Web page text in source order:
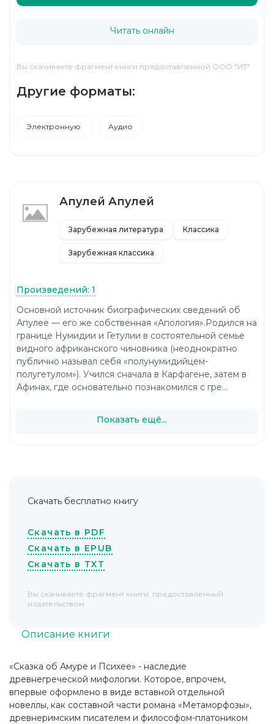
Читать онлайн
Вы скачиваете фрагмент книги предоставленной ООО "ИТ"
Другие форматы:
Электронную Аудио
«Сказка об Амуре и Психее» - наследие
древнегреческой мифологии. Которое, впрочем,
впервые оформлено в виде вставной отдельной
новеллы, как составной части романа «Метаморфозы»,
древнеримским писателем и философом-платоником
Описание книги
Апулей Апулей
Зарубежная литература Классика
Зарубежная классика
Произведений: 1
Основной источник биографических сведений об
Апулее — его же собственная «Апология».Родился на
границе Нумидии и Гетулии в состоятельной семье
видного африканского чиновника (неоднократно
публично называл себя «полунумидийцем-
полугетулом»). Учился сначала в Карфагене, затем в
Афинах, где основательно познакомился с гре...
Показать ещё...
Скачать бесплатно книгу
Скачать в PDF
Скачать в EPUB
Скачать в TXT
Вы скачиваете фрагмент книги, предоставленный
издательством